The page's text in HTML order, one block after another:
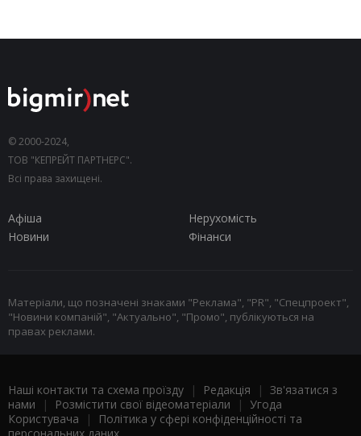
© 2000-2024,
ТОВ "КЕПРЕЙТ ПАРТНЕРС".
Всі права захищені.
Афіша
Нерухомість
Новини
Фінанси
Матеріали, що позначені знаками "Реклама", "PR", "Спецпроект",
"Новини компаній", "Актуально", "Промо", публікуються на
правах реклами.
Наші контакти та схема проїзду | Редакція | Зв'язатися з
нами | Розмістити свої відеоматеріали | Угода
Користувача |
Політика у сфері конфіденційності та